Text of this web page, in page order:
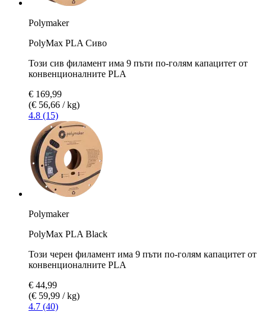
Polymaker
PolyMax PLA Сиво
Този сив филамент има 9 пъти по-голям капацитет от
конвенционалните PLA
€ 169,99
(€ 56,66 / kg)
4.8 (15)
Polymaker
PolyMax PLA Black
Този черен филамент има 9 пъти по-голям капацитет от
конвенционалните PLA
€ 44,99
(€ 59,99 / kg)
4.7 (40)